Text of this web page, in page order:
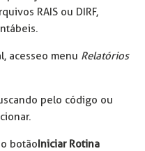
RAIS ou DIRF,
acesse o menu Relatórios
pelo código ou
botãoIniciar Rotina